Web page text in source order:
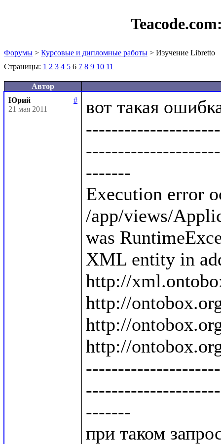
Форумы > Курсовые и дипломные работы > Изучение Libretto
Страницы: 1 2 3 4 5 6 7 8 9 10 11
Автор
Юрий
#
21 мая 2011
вот такая
-------
Execution error
/app/views/
was
XML entity in
http://
http://
http://
http://
-------
при таком